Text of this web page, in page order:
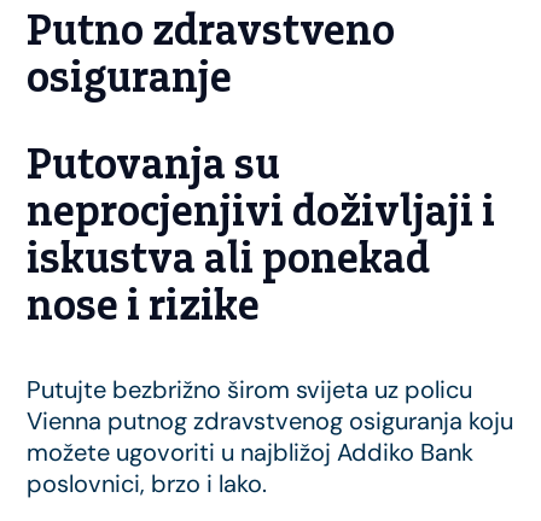
Putno zdravstveno
osiguranje
Putovanja su
neprocjenjivi doživljaji i
iskustva ali ponekad
nose i rizike
Putujte bezbrižno širom svijeta uz policu
Vienna putnog zdravstvenog osiguranja koju
možete ugovoriti u najbližoj Addiko Bank
poslovnici, brzo i lako.